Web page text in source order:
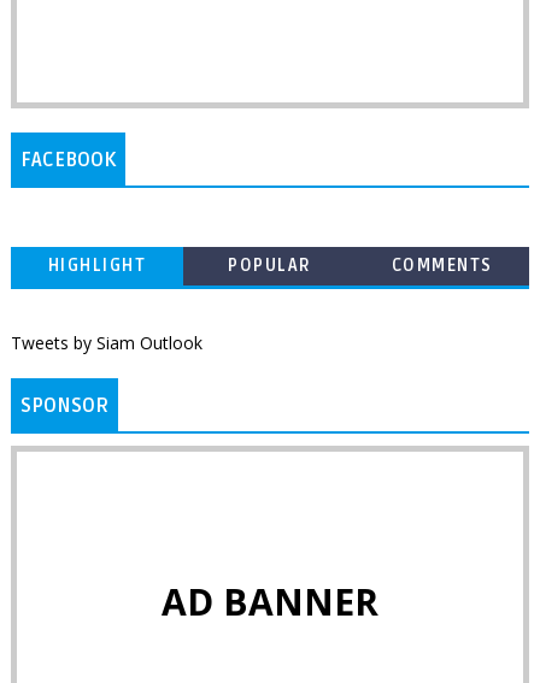
FACEBOOK
HIGHLIGHT POPULAR COMMENTS
Tweets by Siam Outlook
SPONSOR
AD BANNER